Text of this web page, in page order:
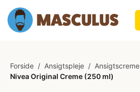
Forside / Ansigtspleje / Ansigtscreme
Nivea Original Creme (250 ml)